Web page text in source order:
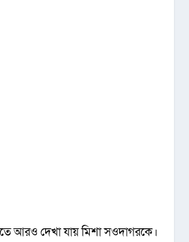
আরও দেখা যায় মিশা সওদাগরকে।